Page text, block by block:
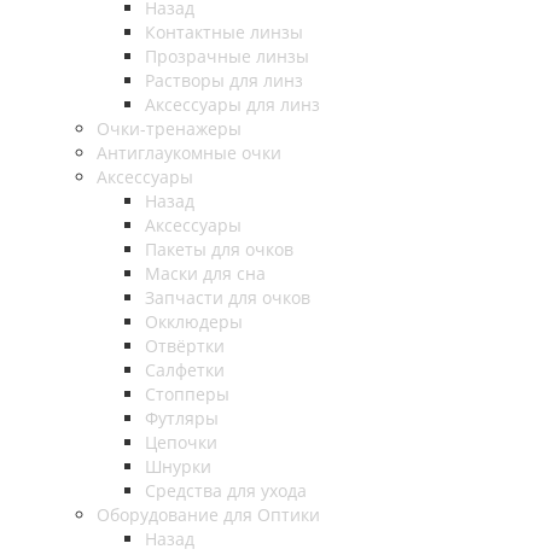
Назад
Контактные линзы
Прозрачные линзы
Растворы для линз
Аксессуары для линз
Очки-тренажеры
Антиглаукомные очки
Аксессуары
Назад
Аксессуары
Пакеты для очков
Маски для сна
Запчасти для очков
Окклюдеры
Отвёртки
Салфетки
Стопперы
Футляры
Цепочки
Шнурки
Средства для ухода
Оборудование для Оптики
Назад